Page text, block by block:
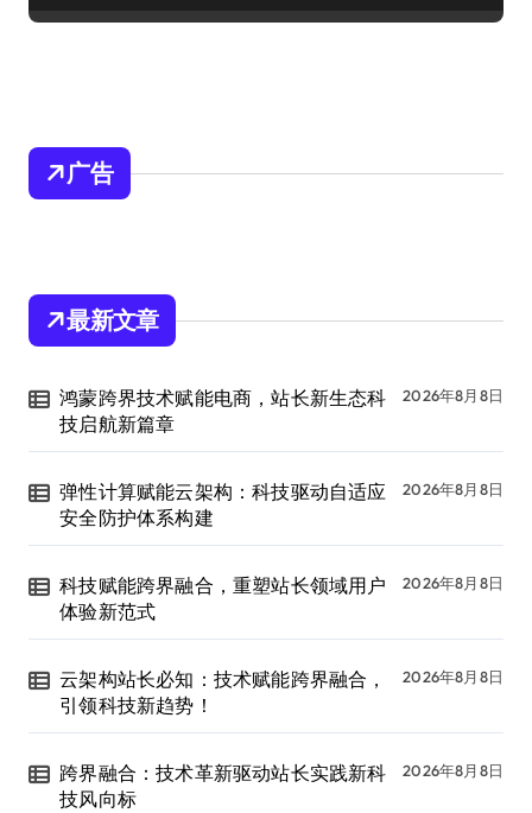
广告
最新文章
鸿蒙跨界技术赋能电商，站长新生态科
技启航新篇章
2026年8月8日
弹性计算赋能云架构：科技驱动自适应
安全防护体系构建
2026年8月8日
科技赋能跨界融合，重塑站长领域用户
体验新范式
2026年8月8日
云架构站长必知：技术赋能跨界融合，
引领科技新趋势！
2026年8月8日
跨界融合：技术革新驱动站长实践新科
技风向标
2026年8月8日